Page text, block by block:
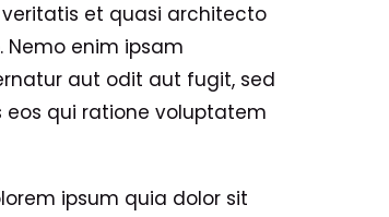
et quasi architecto
enim ipsam
aut odit aut fugit, sed
qui ratione voluptatem
ipsum quia dolor sit